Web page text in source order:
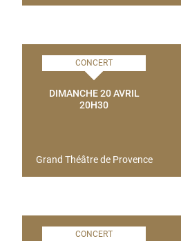
CONCERT
DIMANCHE 20 AVRIL
20H30
Grand Théâtre de Provence
CONCERT